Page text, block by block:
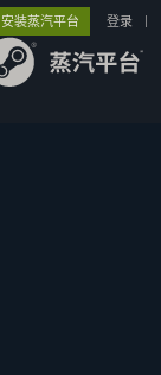
安装蒸汽平台 登录